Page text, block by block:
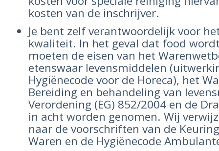
kosten van de inschrijver.
Je bent zelf verantwoordelijk voor
kwaliteit. In het geval dat food
moeten de eisen van het
etenswaar levensmiddelen
Hygiënecode voor de Horeca), het
Bereiding en behandeling van
Verordening (EG) 852/2004 en de
in acht worden genomen. Wij
naar de voorschriften van de
Waren en de Hygiënecode